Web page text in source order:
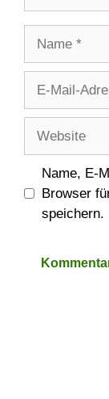
Adresse
Name, E-
Browser
speichern.